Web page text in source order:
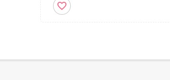
favorite_border